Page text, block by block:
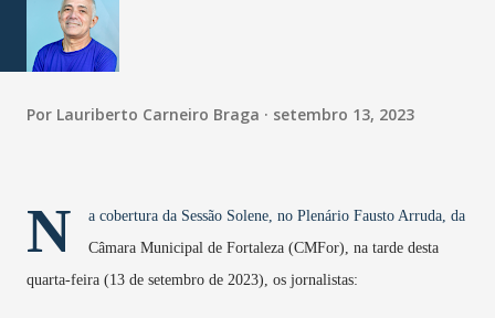
Por Lauriberto Carneiro Braga setembro 13, 2023
N
a cobertura da Sessão Solene, no Plenário Fausto Arruda, da
Câmara Municipal de Fortaleza (CMFor), na tarde desta
quarta-feira (13 de setembro de 2023), os jornalistas: